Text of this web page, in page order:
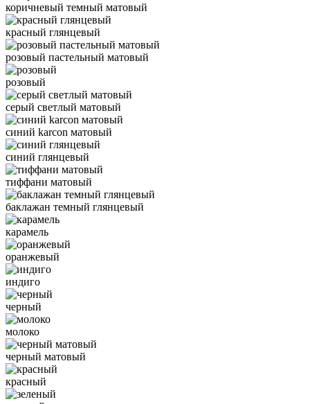
коричневый темный матовый
красный глянцевый
розовый пастельный матовый
розовый
серый светлый матовый
синий karcon матовый
синий глянцевый
тиффани матовый
баклажан темный глянцевый
карамель
оранжевый
индиго
черный
молоко
черный матовый
красный